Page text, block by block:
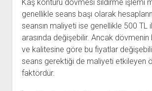
Kaş kontürü dövmesi sildirme işlemi
genellikle seans başı olarak
seansın maliyeti ise genellikle 500 TL
arasında değişebilir. Ancak dövmenin
ve kalitesine göre bu fiyatlar
seans gerektiği de maliyeti etkileyen
faktördür.